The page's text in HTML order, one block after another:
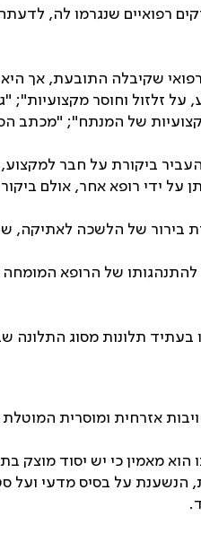
רפואיים שנגרמו לה,
שקיבלה התובעת, אך
זלזול וחוסר מקצועיות";
של המנתח"; "מכתב
ביקורת על חבר
על ידי רופא אחר, אולם
בירור של הלשכה לאתיקה,
של הרופא המומחה
בעתיד תלונות מסוג התלונה
אזרחית ומוסרית
מאמין כי יש יסוד מוצק
הנשענת על בסיס מדעי ועל
.